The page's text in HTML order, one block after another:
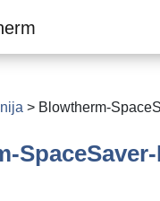
> Blowtherm-
SpaceSaver-